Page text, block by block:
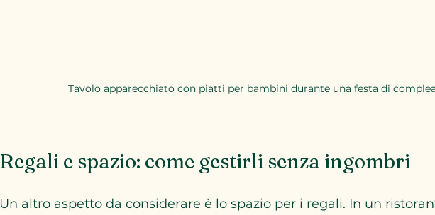
Tavolo apparecchiato con piatti per bambini durante una festa di
Regali e spazio: come gestirli senza ingombri
Un altro aspetto da considerare è lo spazio per i regali. In un